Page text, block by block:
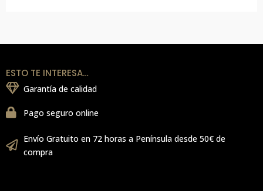
ESTO TE INTERESA…
Garantía de calidad
Pago seguro online
Envío Gratuito en 72 horas a Península desde 50€ de
compra